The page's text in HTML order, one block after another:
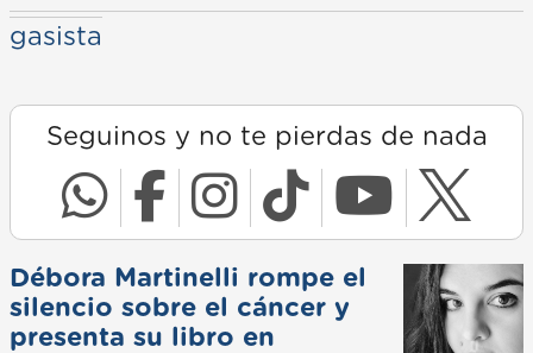
gasista
Seguinos y no te pierdas de nada
Débora Martinelli rompe el
silencio sobre el cáncer y
presenta su libro en